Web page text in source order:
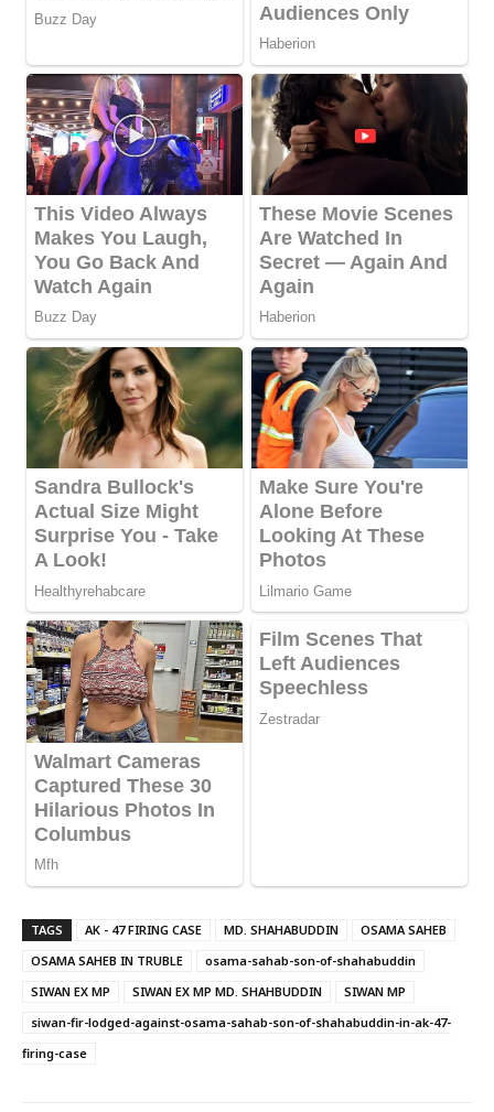
TAGS AK - 47 FIRING CASE MD. SHAHABUDDIN
OSAMA SAHEB
OSAMA SAHEB IN TRUBLE
osama-sahab-son-of-shahabuddin
SIWAN EX MP
SIWAN EX MP MD. SHAHBUDDIN
SIWAN MP
siwan-fir-lodged-against-osama-sahab-son-of-shahabuddin-in-ak-47-
firing-case